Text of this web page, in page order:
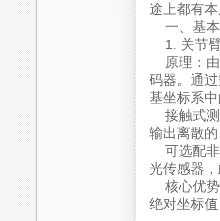
途上都有
一、基
1. 关节
原理：
码器。通
基坐标系
接触式
输出离散
可选配
光传感器
核心优
绝对坐标